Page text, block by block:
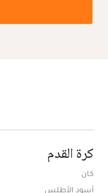
كرة القدم
كان
أسود الأطلس